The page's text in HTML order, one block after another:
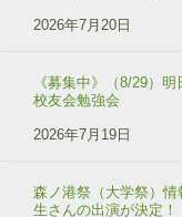
2026年7月20日
《募集中》（8/29）
校友会勉強会
2026年7月19日
森ノ港祭（大学祭）
生さんの出演が決定！